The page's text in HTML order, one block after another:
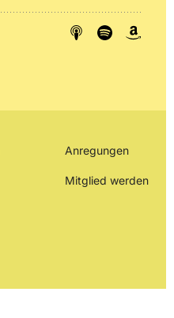
Anregungen
Mitglied werden